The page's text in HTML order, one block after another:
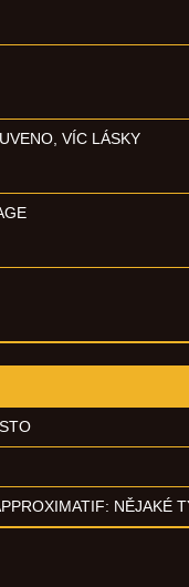
VÍC LÁSKY
NĚJAKÉ